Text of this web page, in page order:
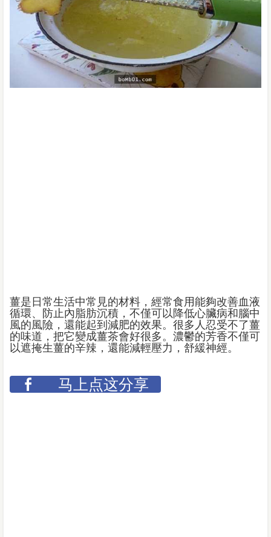
薑是日常生活中常見的材料，經常食用能夠改善血液
循環、防止內脂肪沉積，不僅可以降低心臟病和腦中
風的風險，還能起到減肥的效果。很多人忍受不了薑
的味道，把它變成薑茶會好很多。濃鬱的芳香不僅可
以遮掩生薑的辛辣，還能減輕壓力，舒緩神經。
马上点这分享